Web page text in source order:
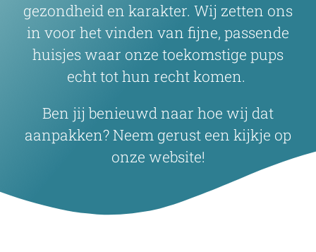
gezondheid en karakter. Wij zetten ons
in voor het vinden van fijne, passende
huisjes waar onze toekomstige pups
echt tot hun recht komen.
Ben jij benieuwd naar hoe wij dat
aanpakken? Neem gerust een kijkje op
onze website!